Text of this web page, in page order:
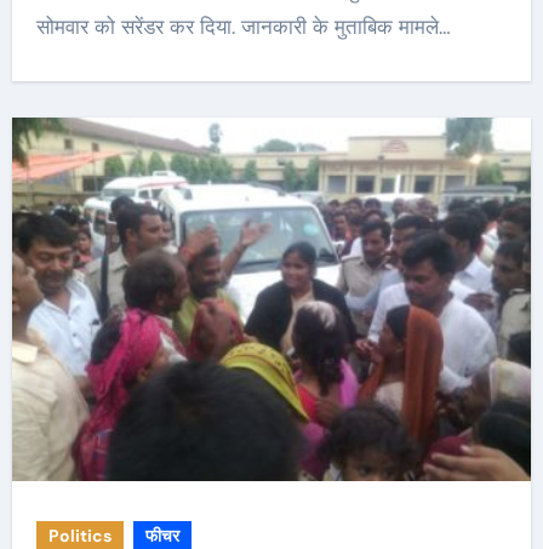
सोमवार को सरेंडर कर दिया. जानकारी के मुताबिक मामले…
Politics फीचर